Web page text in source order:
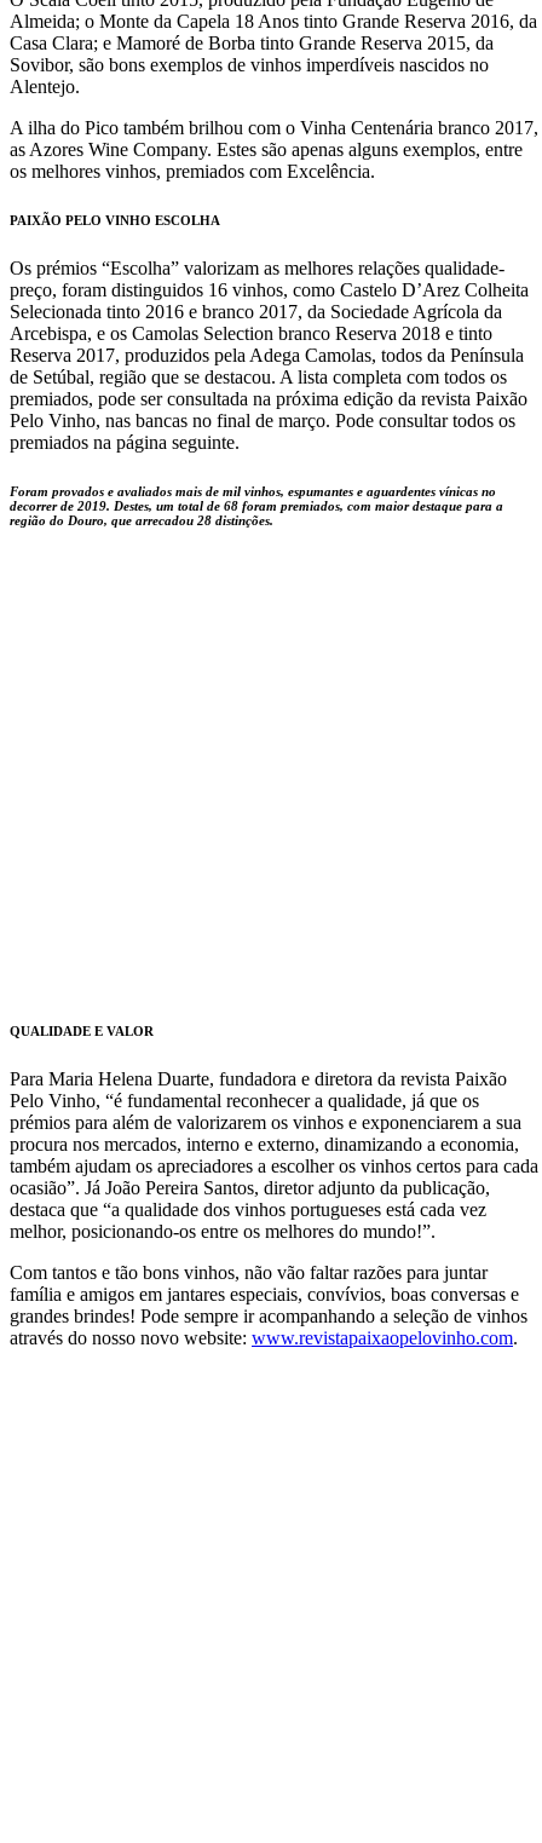
Almeida; o Monte da Capela 18 Anos tinto Grande Reserva 2016, da
Casa Clara; e Mamoré de Borba tinto Grande Reserva 2015, da
Sovibor, são bons exemplos de vinhos imperdíveis nascidos no
Alentejo.
A ilha do Pico também brilhou com o Vinha Centenária branco 2017,
as Azores Wine Company. Estes são apenas alguns exemplos, entre
os melhores vinhos, premiados com Excelência.
PAIXÃO PELO VINHO ESCOLHA
Os prémios “Escolha” valorizam as melhores relações qualidade-
preço, foram distinguidos 16 vinhos, como Castelo D’Arez Colheita
Selecionada tinto 2016 e branco 2017, da Sociedade Agrícola da
Arcebispa, e os Camolas Selection branco Reserva 2018 e tinto
Reserva 2017, produzidos pela Adega Camolas, todos da Península
de Setúbal, região que se destacou. A lista completa com todos os
premiados, pode ser consultada na próxima edição da revista Paixão
Pelo Vinho, nas bancas no final de março. Pode consultar todos os
premiados na página seguinte.
Foram provados e avaliados mais de mil vinhos, espumantes e aguardentes vínicas no
decorrer de 2019. Destes, um total de 68 foram premiados, com maior destaque para a
região do Douro, que arrecadou 28 distinções.
QUALIDADE E VALOR
Para Maria Helena Duarte, fundadora e diretora da revista Paixão
Pelo Vinho, “é fundamental reconhecer a qualidade, já que os
prémios para além de valorizarem os vinhos e exponenciarem a sua
procura nos mercados, interno e externo, dinamizando a economia,
também ajudam os apreciadores a escolher os vinhos certos para cada
ocasião”. Já João Pereira Santos, diretor adjunto da publicação,
destaca que “a qualidade dos vinhos portugueses está cada vez
melhor, posicionando-os entre os melhores do mundo!”.
Com tantos e tão bons vinhos, não vão faltar razões para juntar
família e amigos em jantares especiais, convívios, boas conversas e
grandes brindes! Pode sempre ir acompanhando a seleção de vinhos
através do nosso novo website: www.revistapaixaopelovinho.com.